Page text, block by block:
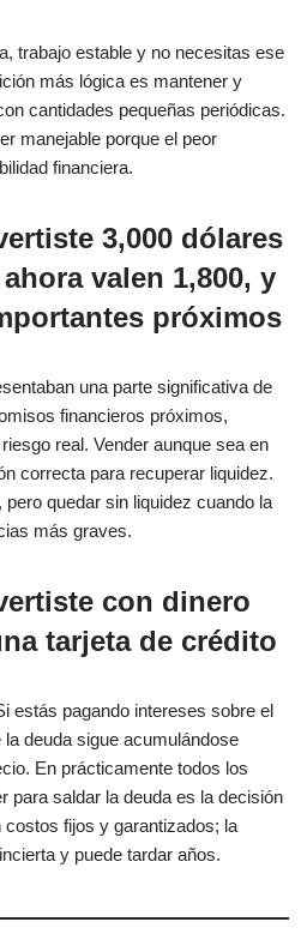
trabajo estable y no necesitas ese
más lógica es mantener y
cantidades pequeñas periódicas.
manejable porque el peor
financiera.
3,000 dólares
valen 1,800, y
próximos
una parte significativa de
financieros próximos,
real. Vender aunque sea en
correcta para recuperar liquidez.
quedar sin liquidez cuando la
más graves.
con dinero
tarjeta de crédito
estás pagando intereses sobre el
deuda sigue acumulándose
En prácticamente todos los
para saldar la deuda es la decisión
fijos y garantizados; la
y puede tardar años.